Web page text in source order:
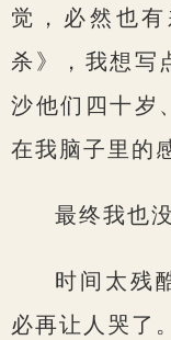
觉，必然也
杀》，我想写
沙他们四十岁
在我脑子里的
最终我也
时间太残
必再让人哭了。